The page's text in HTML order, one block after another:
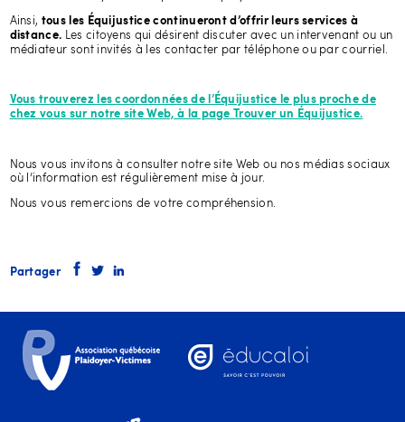
Ainsi, tous les Équijustice continueront d’offrir leurs services à
distance. Les citoyens qui désirent discuter avec un intervenant ou un
médiateur sont invités à les contacter par téléphone ou par courriel.
Vous trouverez les coordonnées de l’Équijustice le plus proche de
chez vous sur notre site Web, à la page Trouver un Équijustice.
Nous vous invitons à consulter notre site Web ou nos médias sociaux
où l’information est régulièrement mise à jour.
Nous vous remercions de votre compréhension.
Partager